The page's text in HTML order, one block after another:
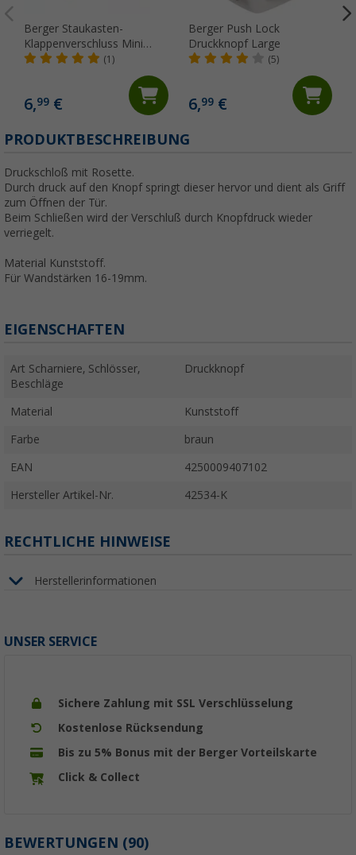
Berger Staukasten-
Klappenverschluss Mini
Latch
(1)
6,99 €
Berger Push Lock
Druckknopf Large
(5)
6,99€
PRODUKTBESCHREIBUNG
Druckschloß mit Rosette.
Durch druck auf den Knopf springt dieser hervor und dient als Griff
zum Öffnen der Tür.
Beim Schließen wird der Verschluß durch Knopfdruck wieder
verriegelt.
Material Kunststoff.
Für Wandstärken 16-19mm.
EIGENSCHAFTEN
Art Scharniere, Schlösser,
Beschläge
Druckknopf
Material Kunststoff
Farbe braun
EAN 4250009407102
Hersteller Artikel-Nr. 42534-K
RECHTLICHE HINWEISE
Herstellerinformationen
UNSER SERVICE
Sichere Zahlung mit SSL Verschlüsselung
Kostenlose Rücksendung
Bis zu 5% Bonus mit der Berger Vorteilskarte
Click & Collect
BEWERTUNGEN (90)